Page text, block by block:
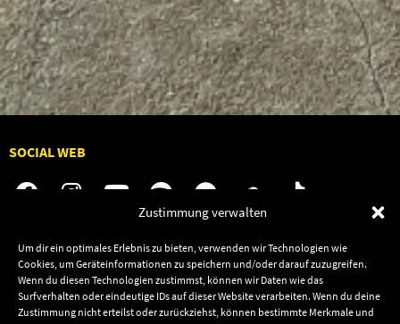
Zustimmung verwalten
Um dir ein optimales Erlebnis zu bieten, verwenden wir Technologien wie
Cookies, um Geräteinformationen zu speichern und/oder darauf zuzugreifen.
Wenn du diesen Technologien zustimmst, können wir Daten wie das
Surfverhalten oder eindeutige IDs auf dieser Website verarbeiten. Wenn du deine
Zustimmung nicht erteilst oder zurückziehst, können bestimmte Merkmale und
SOCIAL WEB
Audiolith
News
Artists
Contact Us
Dates
Shop